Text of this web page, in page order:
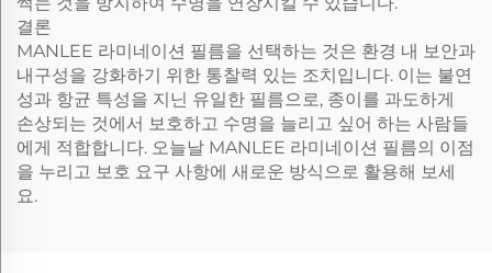
결론
MANLEE 라미네이션 필름을 선택하는 것은 환경 내 보안과
내구성을 강화하기 위한 통찰력 있는 조치입니다. 이는 불연
성과 항균 특성을 지닌 유일한 필름으로, 종이를 과도하게
손상되는 것에서 보호하고 수명을 늘리고 싶어 하는 사람들
에게 적합합니다. 오늘날 MANLEE 라미네이션 필름의 이점
을 누리고 보호 요구 사항에 새로운 방식으로 활용해 보세
요.